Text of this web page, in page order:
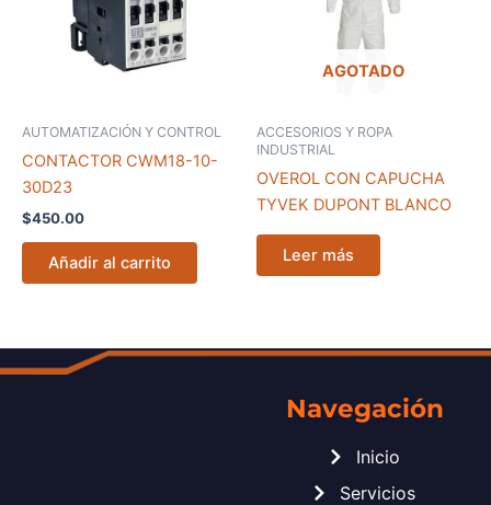
AUTOMATIZACIÓN Y CONTROL
CONTACTOR CWM18-10-
30D23
$450.00
Añadir al carrito
AGOTADO
ACCESORIOS Y ROPA
INDUSTRIAL
OVEROL CON CAPUCHA
TYVEK DUPONT BLANCO
Leer más
Navegación
Inicio
Servicios